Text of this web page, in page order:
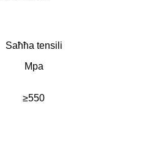
Saħħa tensili
Mpa
≥550